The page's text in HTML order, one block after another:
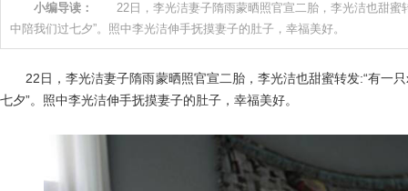
小编导读：
22日，李光洁妻子隋雨蒙晒照官宣二胎，李光洁也甜蜜
中陪我们过七夕”。照中李光洁伸手抚摸妻子的肚子，幸福美好。
22日，李光洁妻子隋雨蒙晒照官宣二胎，李光洁也甜蜜转发:“有一只
七夕”。照中李光洁伸手抚摸妻子的肚子，幸福美好。